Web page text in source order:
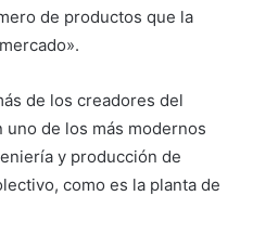
de productos que la
de los creadores del
de los más modernos
y producción de
como es la planta de